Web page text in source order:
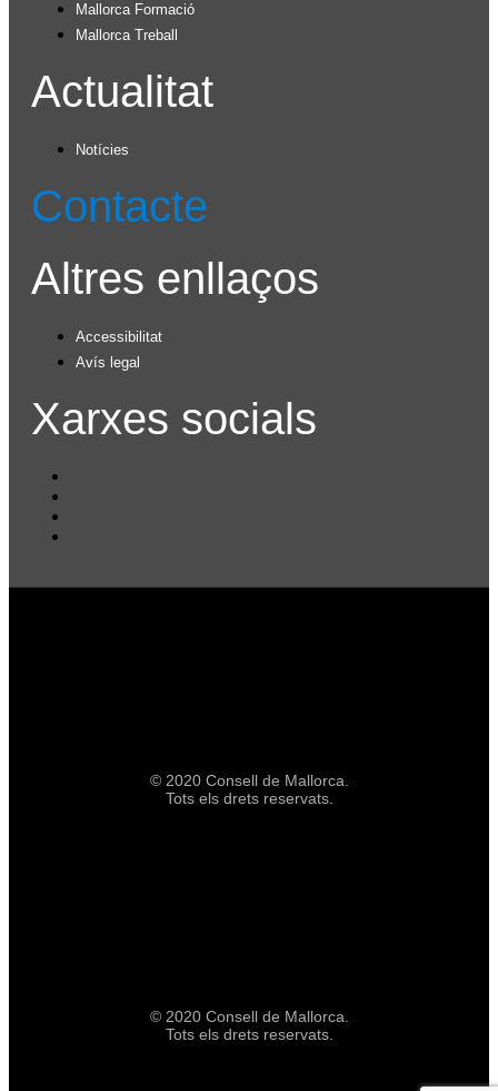
Mallorca Formació
Mallorca Treball
Actualitat
Notícies
Contacte
Altres enllaços
Accessibilitat
Avís legal
Xarxes socials
© 2020 Consell de Mallorca.
Tots els drets reservats.
© 2020 Consell de Mallorca.
Tots els drets reservats.